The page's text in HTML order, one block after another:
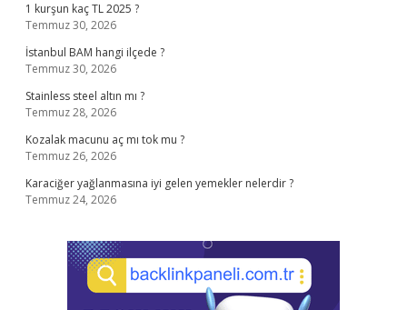
1 kurşun kaç TL 2025 ?
Temmuz 30, 2026
İstanbul BAM hangi ilçede ?
Temmuz 30, 2026
Stainless steel altın mı ?
Temmuz 28, 2026
Kozalak macunu aç mı tok mu ?
Temmuz 26, 2026
Karaciğer yağlanmasına iyi gelen yemekler nelerdir ?
Temmuz 24, 2026